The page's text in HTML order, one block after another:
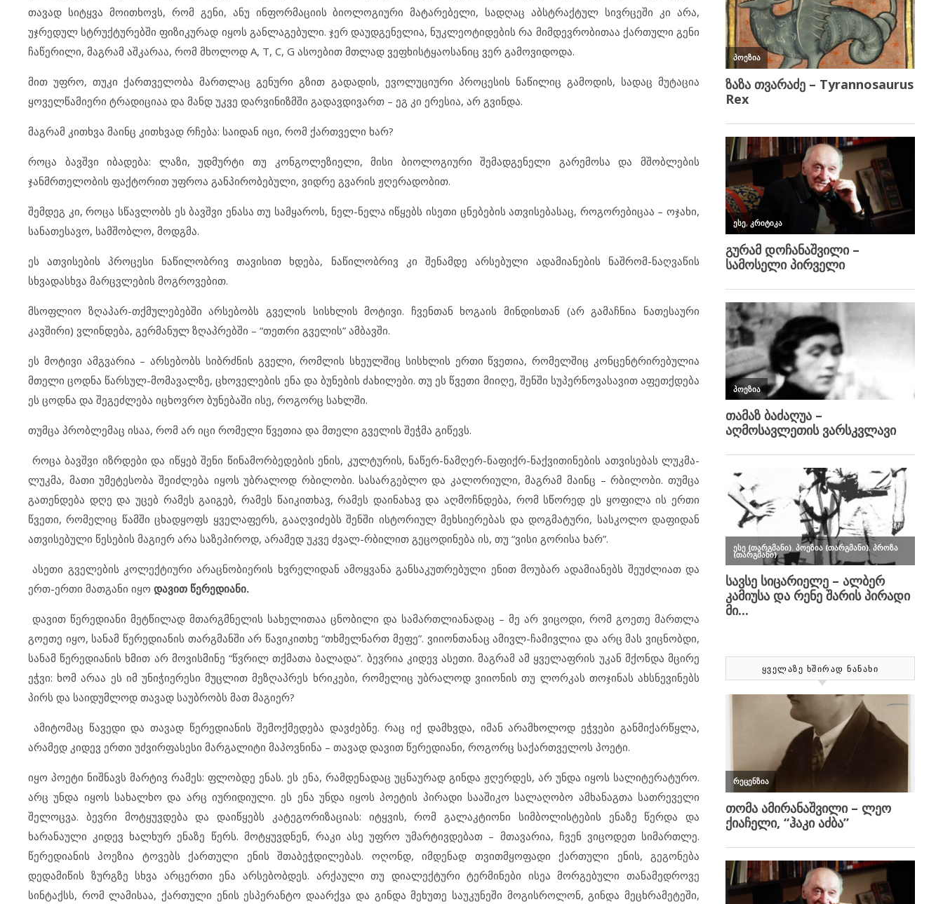
თავად სიტყვა მოითხოვს, რომ გენი, ანუ ინფორმაციის ბიოლოგიური მატარებელი, სადღაც აბსტრაქტულ სივრცეში კი არა,
უჯრედულ სტრუქტურებში ფიზიკურად იყოს განლაგებული. ჯერ დაუდგენელია, ნუკლეოტიდების რა მიმდევრობითაა ქართული გენი
ჩაწერილი, მაგრამ აშკარაა, რომ მხოლოდ A, T, C, G ასოებით მთლად ვეფხისტყაოსანიც ვერ გამოვიდოდა.
მით უფრო, თუკი ქართველობა მართლაც გენური გზით გადადის, ევოლუციური პროცესის ნაწილიც გამოდის, სადაც მუტაცია
ყოველწამიერი ტრადიციაა და მანდ უკვე დარვინიზმში გადავდივართ – ეგ კი ერესია, არ გვინდა.
მაგრამ კითხვა მაინც კითხვად რჩება: საიდან იცი, რომ ქართველი ხარ?
როცა ბავშვი იბადება: ლაზი, უდმურტი თუ კონგოლეზიელი, მისი ბიოლოგიური შემადგენელი გარემოსა და მშობლების
ჯანმრთელობის ფაქტორით უფროა განპირობებული, ვიდრე გვარის ჟღერადობით.
შემდეგ კი, როცა სწავლობს ეს ბავშვი ენასა თუ სამყაროს, ნელ-ნელა იწყებს ისეთი ცნებების ათვისებასაც, როგორებიცაა – ოჯახი,
სანათესავო, სამშობლო, მოდგმა.
ეს ათვისების პროცესი ნაწილობრივ თავისით ხდება, ნაწილობრივ კი შენამდე არსებული ადამიანების ნაშრომ-ნაღვაწის
სხვადასხვა მარცვლების მოგროვებით.
მსოფლიო ზღაპარ-თქმულებებში არსებობს გველის სისხლის მოტივი. ჩვენთან ხოგაის მინდისთან (არ გამაჩნია ნათესაური
კავშირი) ვლინდება, გერმანულ ზღაპრებში – “თეთრი გველის” ამბავში.
ეს მოტივი ამგვარია – არსებობს სიბრძნის გველი, რომლის სხეულშიც სისხლის ერთი წვეთია, რომელშიც კონცენტრირებულია
მთელი ცოდნა წარსულ-მომავალზე, ცხოველების ენა და ბუნების ძახილები. თუ ეს წვეთი მიიღე, შენში სუპერნოვასავით აფეთქდება
ეს ცოდნა და შეგეძლება იცხოვრო ბუნებაში ისე, როგორც სახლში.
თუმცა პრობლემაც ისაა, რომ არ იცი რომელი წვეთია და მთელი გველის შეჭმა გიწევს.
როცა ბავშვი იზრდები და იწყებ შენი წინამორბედების ენის, კულტურის, ნაწერ-ნამღერ-ნაფიქრ-ნაქვითინების ათვისებას ლუკმა-
ლუკმა, მათი უმეტესობა შეიძლება იყოს უბრალოდ რბილობი. სასარგებლო და კალორიული, მაგრამ მაინც – რბილობი. თუმცა
გათენდება დღე და უცებ რამეს გაიგებ, რამეს წაიკითხავ, რამეს დაინახავ და აღმოჩნდება, რომ სწორედ ეს ყოფილა ის ერთი
წვეთი, რომელიც წამში ცხადყოფს ყველაფერს, გააღვიძებს შენში ისტორიულ მეხსიერებას და დოგმატური, სასკოლო დაფიდან
ათვისებული წესების მაგიერ არა საზეპიროდ, არამედ უკვე ძვალ-რბილით გეცოდინება ის, თუ “ვისი გორისა ხარ”.
ასეთი გველების კოლექტიური არაცნობიერის ხვრელიდან ამოყვანა განსაკუთრებული ენით მოუბარ ადამიანებს შეუძლიათ და
ერთ-ერთი მათგანი იყო დავით წერედიანი.
დავით წერედიანი მეტწილად მთარგმნელის სახელითაა ცნობილი და სამართლიანადაც – მე არ ვიცოდი, რომ გოეთე მართლა
გოეთე იყო, სანამ წერედიანის თარგმანში არ წავიკითხე “თხმელნართ მეფე”. ვიიონთანაც ამივლ-ჩამივლია და არც მას ვიცნობდი,
სანამ წერედიანის ხმით არ მოვისმინე “წვრილ თქმათა ბალადა”. ბევრია კიდევ ასეთი. მაგრამ ამ ყველაფრის უკან მქონდა მცირე
ეჭვი: ხომ არაა ეს იმ უნიჭიერესი მუცლით მეზღაპრეს ხრიკები, რომელიც უბრალოდ ვიიონის თუ ლორკას თოჯინას ახსნევინებს
პირს და საიდუმლოდ თავად საუბრობს მათ მაგიერ?
ამიტომაც წავედი და თავად წერედიანის შემოქმედება დავძებნე. რაც იქ დამხვდა, იმან არამხოლოდ ეჭვები განმიქარწყლა,
არამედ კიდევ ერთი უძვირფასესი მარგალიტი მაპოვნინა – თავად დავით წერედიანი, როგორც საქართველოს პოეტი.
იყო პოეტი ნიშნავს მარტივ რამეს: ფლობდე ენას. ეს ენა, რამდენადაც უცნაურად გინდა ჟღერდეს, არ უნდა იყოს სალიტერატურო.
არც უნდა იყოს სახალხო და არც იურიდიული. ეს ენა უნდა იყოს პოეტის პირადი სააშიკო სალაღობო ამხანაგთა სათრეველი
შელოცვა. ბევრი მოტყუვდება და დაიწყებს კატეგორიზაციას: იტყვის, რომ გალაკტიონი სიმბოლისტების ენაზე წერდა და
ხარანაული კიდევ ხალხურ ენაზე წერს. მოტყუვდნენ, რაკი ასე უფრო უმარტივდებათ – მთავარია, ჩვენ ვიცოდეთ სიმართლე.
წერედიანის პოეზია ტოვებს ქართული ენის შთაბეჭდილებას. ოღონდ, იმდენად თვითმყოფადი ქართული ენის, გეგონება
დედამიწის ზურგზე სხვა არცერთი ენა არსებობდეს. არქაული თუ დიალექტური ტერმინები ისეა მორგებული თანამედროვე
სინტაქსს, რომ ლამისაა, ქართული ენის ესპერანტო დაარქვა და გინდა მეხუთე საუკუნეში მოგისროლონ, გინდა მეცხრამეტეში,
ᲧᲕᲔᲚᲐᲖᲔ ᲮᲨᲘᲠᲐᲓ ᲜᲐᲜᲐᲮᲘ